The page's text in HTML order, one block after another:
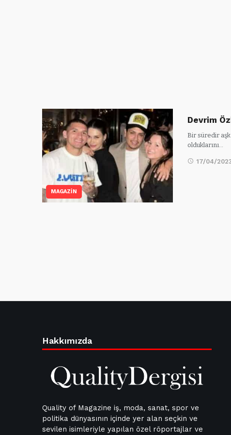
MAGAZİN
Devrim
Bir süredir
olduklarını…
17/04/
Hakkımızda
Quality of Magazine iş, moda, sanat, spor ve
politika dünyasının içinde yer alan seçkin ve
sevilen isimleriyle yapılan özel röportajlar ve